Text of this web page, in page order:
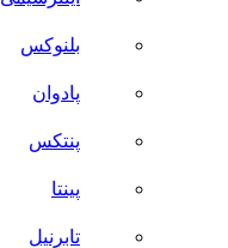
بلنوکس
پادوان
پنتکس
پینتا
تابرنیل